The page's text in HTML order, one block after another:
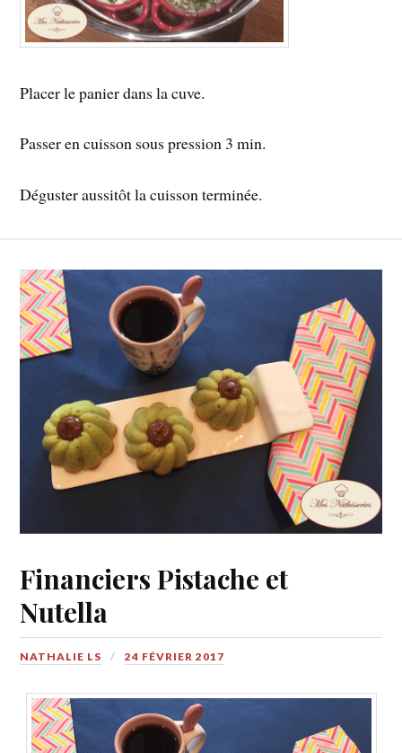
Placer le panier dans la cuve.
Passer en cuisson sous pression 3 min.
Déguster aussitôt la cuisson terminée.
Financiers Pistache et
Nutella
NATHALIE LS 24 FÉVRIER 2017